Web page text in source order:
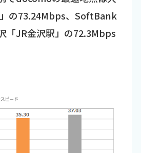
の73.24Mbps、SoftBank
「JR金沢駅」の72.3Mbps